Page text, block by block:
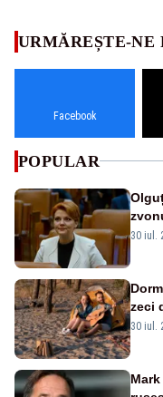
URMĂREȘTE-NE
Facebook
POPULAR
de
30 iul.
zeci
30 iul.